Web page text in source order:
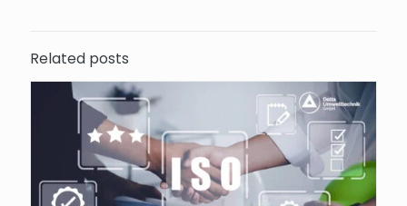
Related posts